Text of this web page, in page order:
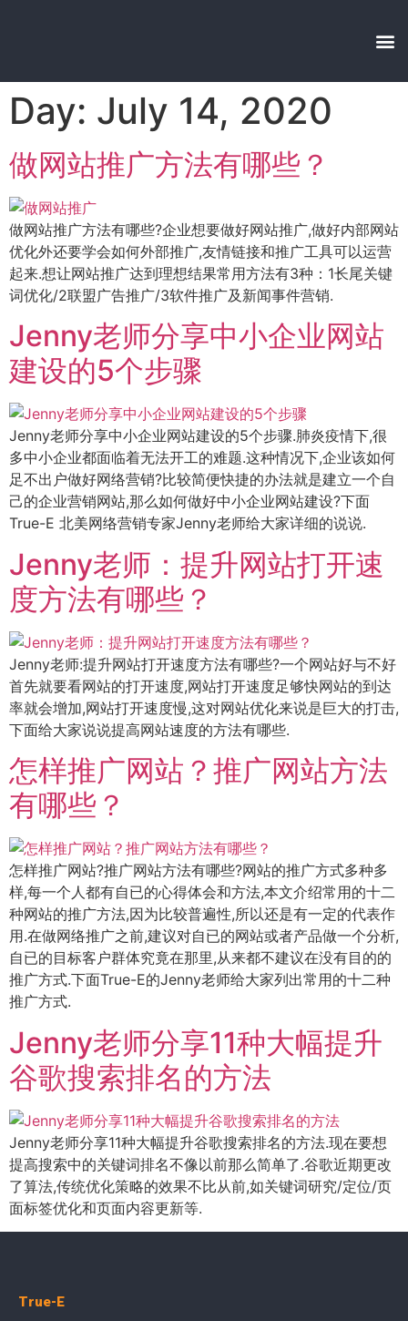
Day: July 14, 2020
做网站推广方法有哪些？
做网站推广方法有哪些?企业想要做好网站推广,做好内部网站
优化外还要学会如何外部推广,友情链接和推广工具可以运营
起来.想让网站推广达到理想结果常用方法有3种：1长尾关键
词优化/2联盟广告推广/3软件推广及新闻事件营销.
Jenny老师分享中小企业网站
建设的5个步骤
Jenny老师分享中小企业网站建设的5个步骤.肺炎疫情下,很
多中小企业都面临着无法开工的难题.这种情况下,企业该如何
足不出户做好网络营销?比较简便快捷的办法就是建立一个自
己的企业营销网站,那么如何做好中小企业网站建设?下面
True-E 北美网络营销专家Jenny老师给大家详细的说说.
Jenny老师：提升网站打开速
度方法有哪些？
Jenny老师:提升网站打开速度方法有哪些?一个网站好与不好
首先就要看网站的打开速度,网站打开速度足够快网站的到达
率就会增加,网站打开速度慢,这对网站优化来说是巨大的打击,
下面给大家说说提高网站速度的方法有哪些.
怎样推广网站？推广网站方法
有哪些？
怎样推广网站?推广网站方法有哪些?网站的推广方式多种多
样,每一个人都有自已的心得体会和方法,本文介绍常用的十二
种网站的推广方法,因为比较普遍性,所以还是有一定的代表作
用.在做网络推广之前,建议对自已的网站或者产品做一个分析,
自已的目标客户群体究竟在那里,从来都不建议在没有目的的
推广方式.下面True-E的Jenny老师给大家列出常用的十二种
推广方式.
Jenny老师分享11种大幅提升
谷歌搜索排名的方法
Jenny老师分享11种大幅提升谷歌搜索排名的方法.现在要想
提高搜索中的关键词排名不像以前那么简单了.谷歌近期更改
了算法,传统优化策略的效果不比从前,如关键词研究/定位/页
面标签优化和页面内容更新等.
True-E